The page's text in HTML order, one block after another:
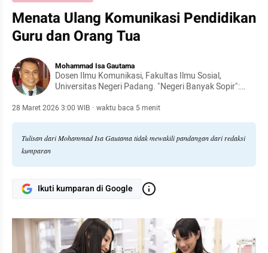
Menata Ulang Komunikasi Pendidikan
Guru dan Orang Tua
Mohammad Isa Gautama
Dosen Ilmu Komunikasi, Fakultas Ilmu Sosial,
Universitas Negeri Padang. "Negeri Banyak Sopir":
terbarunya yang terbit paruh akhir 2025.
28 Maret 2026 3:00 WIB · waktu baca 5 menit
Tulisan dari Mohammad Isa Gautama tidak mewakili pandangan dari redaksi
kumparan
Ikuti kumparan di Google